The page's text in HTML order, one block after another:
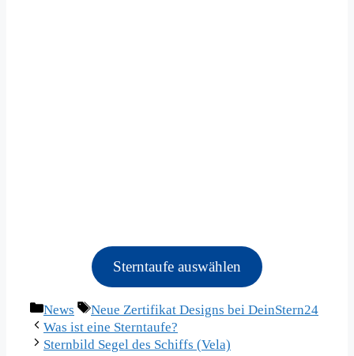
Sterntaufe auswählen
Kategorien
News Schlagwörter
Neue Zertifikat Designs bei DeinStern24
Was ist eine Sterntaufe?
Sternbild Segel des Schiffs (Vela)